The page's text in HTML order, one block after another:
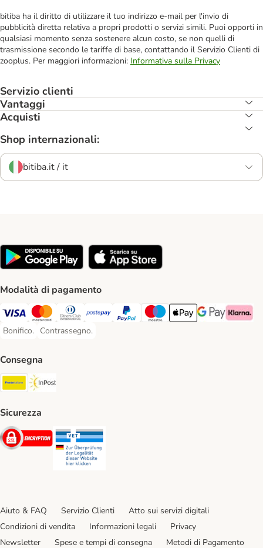
bitiba ha il diritto di utilizzare il tuo indirizzo e-mail per l'invio di
pubblicità diretta relativa a propri prodotti o servizi simili. Puoi opporti in
qualsiasi momento senza sostenere alcun costo, se non quelli di
trasmissione secondo le tariffe di base, contattando il Servizio Clienti di
zooplus. Per maggiori informazioni: Informativa sulla Privacy
Servizio clienti
Vantaggi
Acquisti
Shop internazionali:
bitiba.it / it
Modalità di pagamento
Visa. Payment Method
Mastercard. Payment Method
Diners Club. Payment Method
Postepay. Payment Method
PayPal. Payment Method
Maestro. Payment Method
Apple pay. Payment
Google Pay
Klarna
Bonifico.
Bonifico. Payment Method
Contrassegno.
Contrassegno. Payment Method
Consegna
Poste Italiane. Shipping Method
Sicurezza
Security
Aiuto & FAQ Servizio Clienti
Atto sui servizi digitali
Condizioni di vendita
Informazioni legali
Privacy
Newsletter
Spese e tempi di consegna Metodi di Pagamento